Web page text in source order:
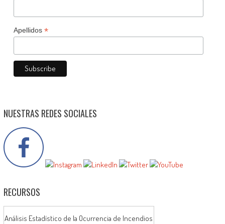
Apellidos *
NUESTRAS REDES SOCIALES
RECURSOS
Análisis Estadístico de la Ocurrencia de Incendios